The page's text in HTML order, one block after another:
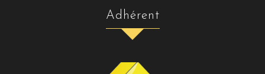
adhérent